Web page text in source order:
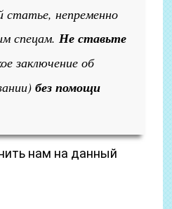
статье, непременно
спецам.Не ставьте
заключение об
без помощи
нам на данный